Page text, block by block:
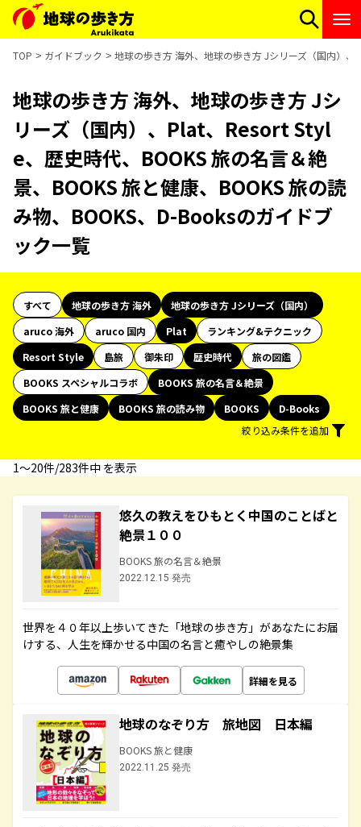
TOP ガイドブック 地球の歩き方 海外、地球の歩き方 Jシリーズ（国内）
地球の歩き方 海外、地球の歩き方 Jシ
リーズ（国内）、Plat、Resort Styl
e、歴史時代、BOOKS 旅の名言＆絶
景、BOOKS 旅と健康、BOOKS 旅の読
み物、BOOKS、D-Booksのガイドブ
ック一覧
すべて 地球の歩き方 海外
地球の歩き方 Jシリーズ（国内）
aruco 海外
aruco 国内 Plat
ランキング&テクニック
Resort Style
島旅 御朱印 歴史時代
旅の図鑑
BOOKS スペシャルコラボ
BOOKS 旅の名言＆絶景
BOOKS 旅と健康
BOOKS 旅の読み物 BOOKS
D-Books
絞り込み条件を追加
1〜20件/283件中 を表示
悠久の教えをひもとく中国のことばと
絶景１００
BOOKS 旅の名言＆絶景
2022.12.15 発売
世界を４０年以上歩いてきた「地球の歩き方」があなたにお届
けする、人生を輝かせる中国の名言と癒やしの絶景集
詳細を見る
地球のなぞり方 旅地図 日本編
BOOKS 旅と健康
2022.11.25 発売